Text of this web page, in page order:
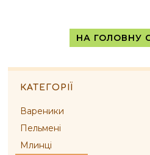
НА ГОЛОВНУ
КАТЕГОРІЇ
Вареники
Пельмені
Млинці